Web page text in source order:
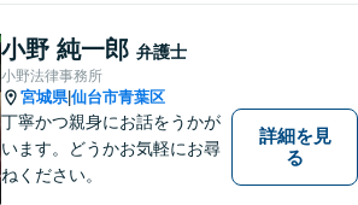
小野 純一郎 弁護士
小野法律事務所
宮城県|仙台市青葉区
丁寧かつ親身にお話をうかが
います。どうかお気軽にお尋
ねください。
詳細を見
る